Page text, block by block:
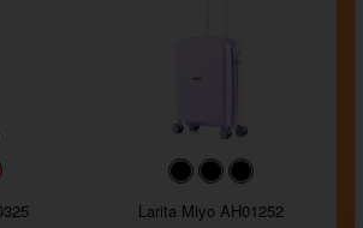
#000000#000000
Larita Miyo AH01252